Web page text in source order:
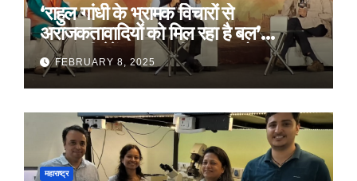
‘राहुल गांधी के भ्रामक विचारों से
अराजकतावादियों को मिल रहा है बल’
मुख्यमंत्री देवेंद्र फडणवीस का आरोप
FEBRUARY 8, 2025
महाराष्ट्र